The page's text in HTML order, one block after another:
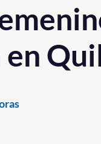
en